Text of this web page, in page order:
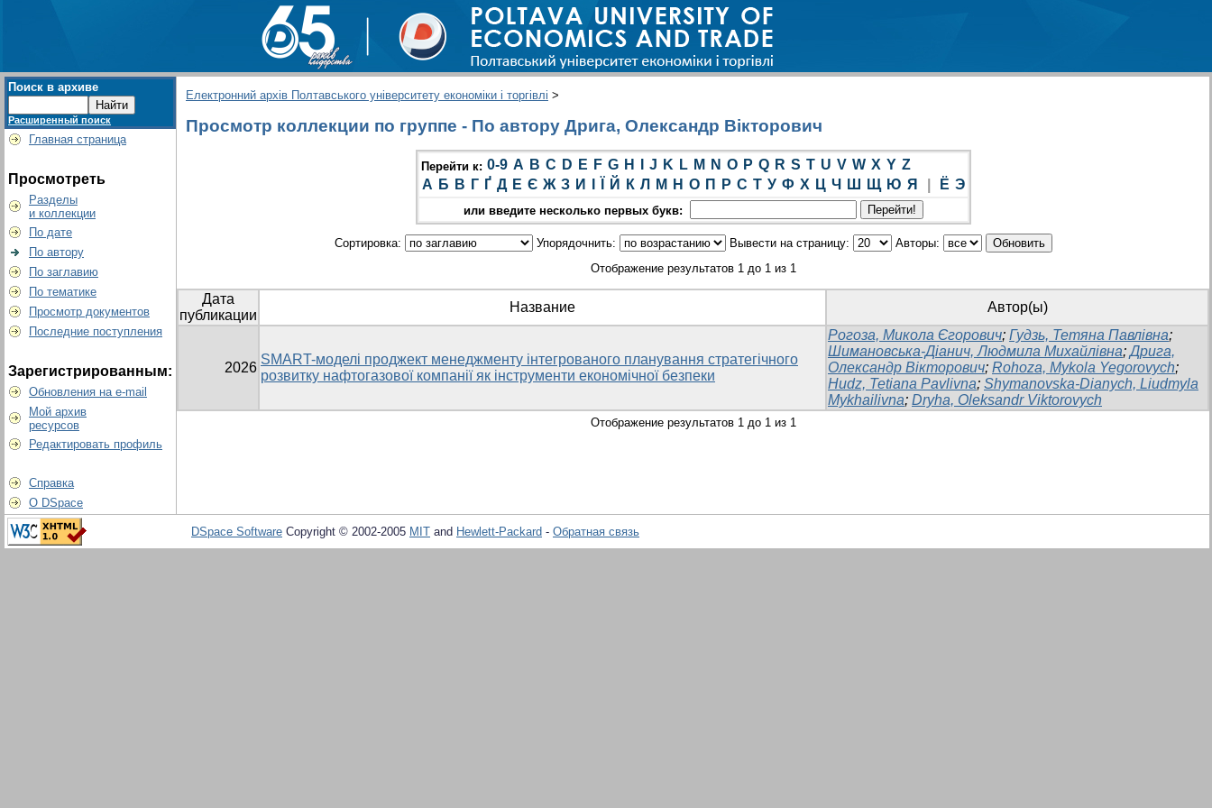
Поиск в архиве
Расширенный поиск
Главная страница
Просмотреть
Разделы
и коллекции
По дате
По автору
По заглавию
По тематике
Просмотр документов
Последние поступления
Зарегистрированным:
Обновления на e-mail
Мой архив
ресурсов
Редактировать профиль
Справка
О DSpace
Електронний архів Полтавського університету економіки і торгівлі >
Просмотр коллекции по группе - По автору Дрига, Олександр Вікторович
Перейти к: 0-9 A B C D E F G H J K L M N O P Q R S T U V W X Y Z
А Б В Г Ґ Д Е Є Ж З И Й К Л М Н О П Р С Т У Ф Х Ц Ч Ш Щ Ю Я Ё Э
или введите несколько первых букв:
Сортировка: Упорядочнить: Вывести на страницу:
Авторы:
Отображение результатов 1 до 1 из 1
Дата
публикации
Название Автор(ы)
2026
SMART-моделі проджект менеджменту інтегрованого планування стратегічного
розвитку нафтогазової компанії як інструменти економічної безпеки
Рогоза, Микола Єгорович; Гудзь, Тетяна Павлівна;
Шимановська-Діанич, Людмила Михайлівна;Дрига,
Олександр Вікторович; Rohoza, Mykola Yegorovych;
Hudz, Tetiana Pavlivna; Shymanovska-Dianych, Liudmyla
Mykhailivna; Dryha, Oleksandr Viktorovych
Отображение результатов 1 до 1 из 1
DSpace Software Copyright © 2002-2005 MIT and Hewlett-Packard - Обратная связь